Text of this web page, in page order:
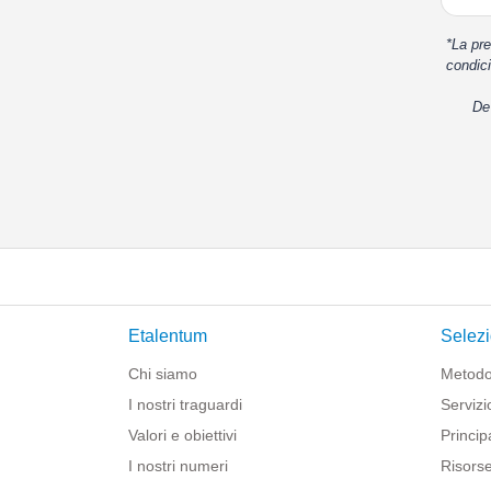
*La
Etalentum
Chi siamo
I nostri traguardi
Valori e obiettivi
I nostri numeri